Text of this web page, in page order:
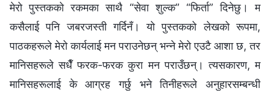
मेरो पुस्तकको रकमका साथै “सेवा शुल्क” “फिर्ता” दिनेछु। म
कसैलाई पनि जबरजस्ती गर्दिनँ। यो पुस्तकको लेखको रूपमा,
पाठकहरूले मेरो कार्यलाई मन पराउनेछन् भन्‍ने मेरो एउटै आशा छ, तर
मानिसहरूले सधैँ फरक-फरक कुरा मन पराउँछन्। त्यसकारण, म
मानिसहरूलाई के आग्रह गर्छु भने तिनीहरूले अनुहारसम्‍बन्धी